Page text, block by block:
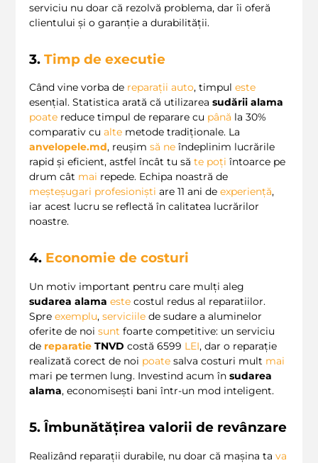
serviciu nu doar că rezolvă problema, dar îi oferă
clientului și o garanție a durabilității.
3. Timp de executie
Când vine vorba de reparații auto, timpul este
esențial. Statistica arată că utilizarea sudării alama
poate reduce timpul de reparare cu până la 30%
comparativ cu alte metode tradiționale. La
anvelopele.md, reușim să ne îndeplinim lucrările
rapid și eficient, astfel încât tu să te poți întoarce pe
drum cât mai repede. Echipa noastră de
meșteșugari profesioniști are 11 ani de experiență,
iar acest lucru se reflectă în calitatea lucrărilor
noastre.
4. Economie de costuri
Un motiv important pentru care mulți aleg
sudarea alama este costul redus al reparatiilor.
Spre exemplu, serviciile de sudare a aluminelor
oferite de noi sunt foarte competitive: un serviciu
de reparatie TNVD costă 6599 LEI, dar o reparație
realizată corect de noi poate salva costuri mult mai
mari pe termen lung. Investind acum în sudarea
alama, economisești bani într-un mod inteligent.
5. Îmbunătățirea valorii de revânzare
Realizând reparații durabile, nu doar că mașina ta va